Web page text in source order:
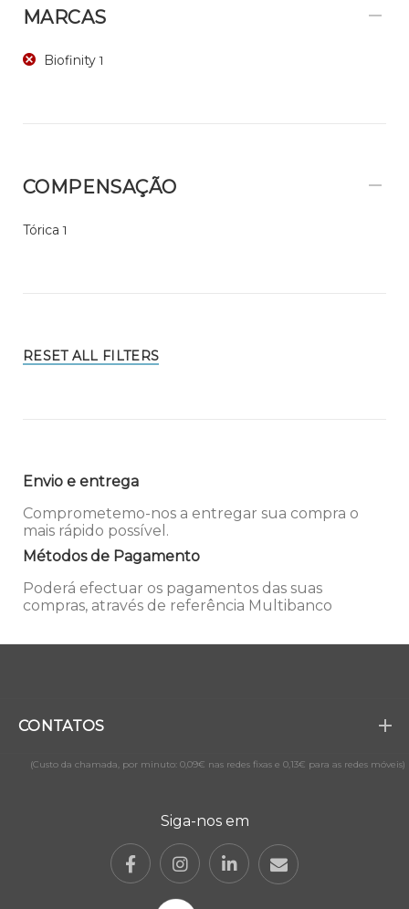
MARCAS
Biofinity 1
COMPENSAÇÃO
Tórica 1
RESET ALL FILTERS
Envio e entrega
Comprometemo-nos a entregar sua compra o
mais rápido possível.
Métodos de Pagamento
Poderá efectuar os pagamentos das suas
compras, através de referência Multibanco
CONTATOS
(Custo da chamada, por minuto: 0,09€ nas redes fixas e 0,13€ para as redes móveis)
Siga-nos em